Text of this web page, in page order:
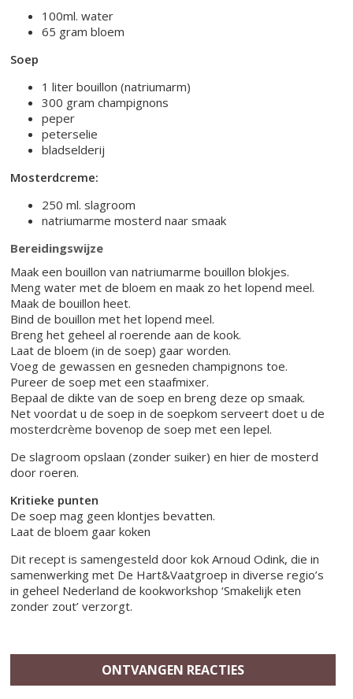
100ml. water
65 gram bloem
Soep
1 liter bouillon (natriumarm)
300 gram champignons
peper
peterselie
bladselderij
Mosterdcreme:
250 ml. slagroom
natriumarme mosterd naar smaak
Bereidingswijze
Maak een bouillon van natriumarme bouillon blokjes.
Meng water met de bloem en maak zo het lopend meel.
Maak de bouillon heet.
Bind de bouillon met het lopend meel.
Breng het geheel al roerende aan de kook.
Laat de bloem (in de soep) gaar worden.
Voeg de gewassen en gesneden champignons toe.
Pureer de soep met een staafmixer.
Bepaal de dikte van de soep en breng deze op smaak.
Net voordat u de soep in de soepkom serveert doet u de
mosterdcrème bovenop de soep met een lepel.
De slagroom opslaan (zonder suiker) en hier de mosterd
door roeren.
Kritieke punten
De soep mag geen klontjes bevatten.
Laat de bloem gaar koken
Dit recept is samengesteld door kok Arnoud Odink, die in
samenwerking met De Hart&Vaatgroep in diverse regio’s
in geheel Nederland de kookworkshop ‘Smakelijk eten
zonder zout’ verzorgt.
ONTVANGEN REACTIES